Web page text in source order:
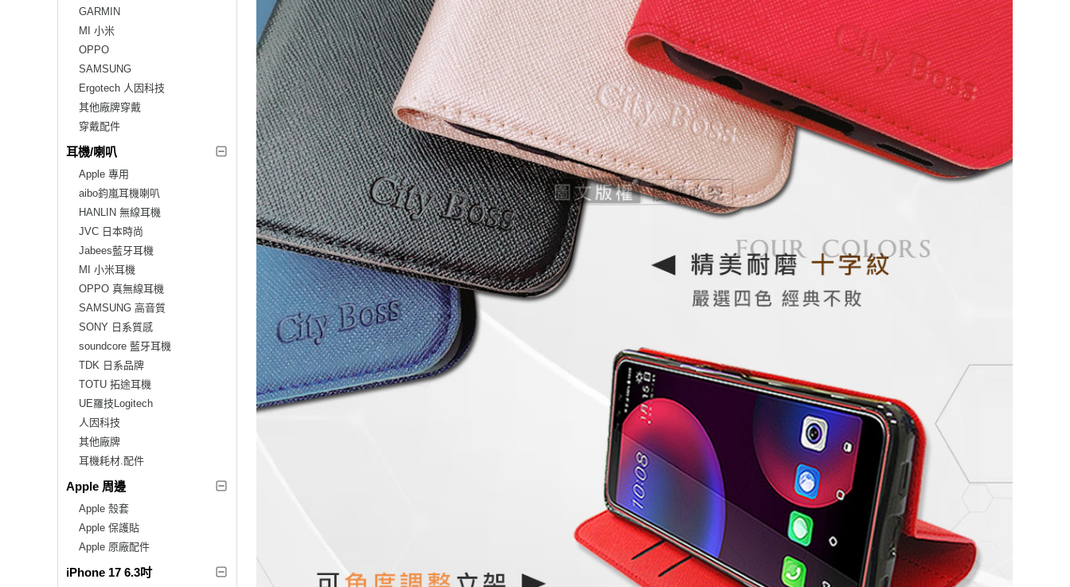
GARMIN
MI 小米
OPPO
SAMSUNG
Ergotech 人因科技
其他廠牌穿戴
穿戴配件
耳機/喇叭
Apple 專用
aibo鈞嵐耳機喇叭
HANLIN 無線耳機
JVC 日本時尚
Jabees藍牙耳機
MI 小米耳機
OPPO 真無線耳機
SAMSUNG 高音質
SONY 日系質感
soundcore 藍牙耳機
TDK 日系品牌
TOTU 拓途耳機
UE羅技Logitech
人因科技
其他廠牌
耳機耗材.配件
Apple 周邊
Apple 殼套
Apple 保護貼
Apple 原廠配件
iPhone 17 6.3吋